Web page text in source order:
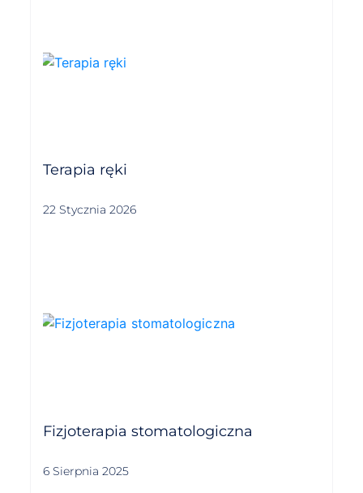
Terapia ręki
22 Stycznia 2026
Fizjoterapia stomatologiczna
6 Sierpnia 2025